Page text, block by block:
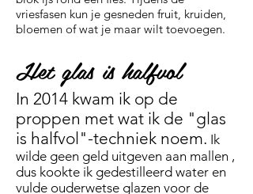
vriesfasen kun je gesneden fruit, kruiden,
bloemen of wat je maar wilt toevoegen.
Het glas is halfvol
In 2014 kwam ik op de
proppen met wat ik de "glas
is halfvol"-techniek noem. Ik
wilde geen geld uitgeven aan mallen ,
dus kookte ik gedestilleerd water en
vulde ouderwetse glazen voor de